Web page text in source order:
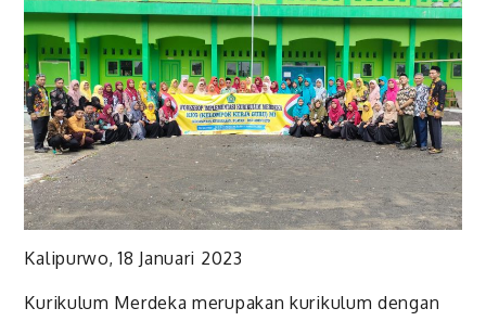
Kalipurwo, 18 Januari 2023
Kurikulum Merdeka merupakan kurikulum dengan